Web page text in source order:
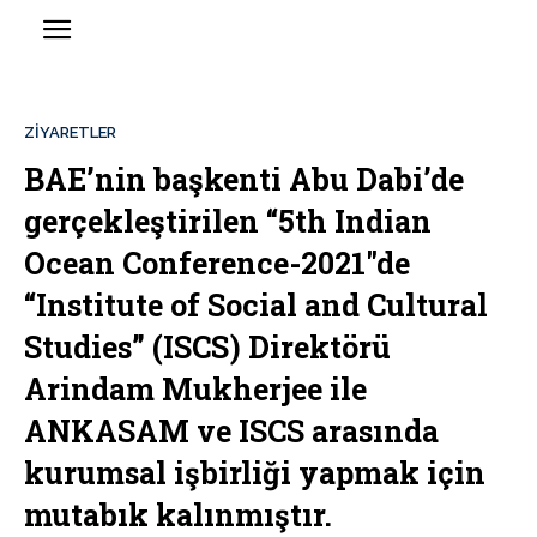
ZIYARETLER
BAE’nin başkenti Abu Dabi’de
gerçekleştirilen “5th Indian
Ocean Conference-2021″de
“Institute of Social and Cultural
Studies” (ISCS) Direktörü
Arindam Mukherjee ile
ANKASAM ve ISCS arasında
kurumsal işbirliği yapmak için
mutabık kalınmıştır.